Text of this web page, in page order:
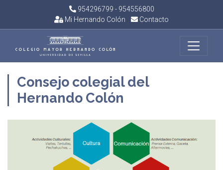
954296799 - 954556800
Mi Hernando Colón
Contacto
Consejo colegial del
Hernando Colón